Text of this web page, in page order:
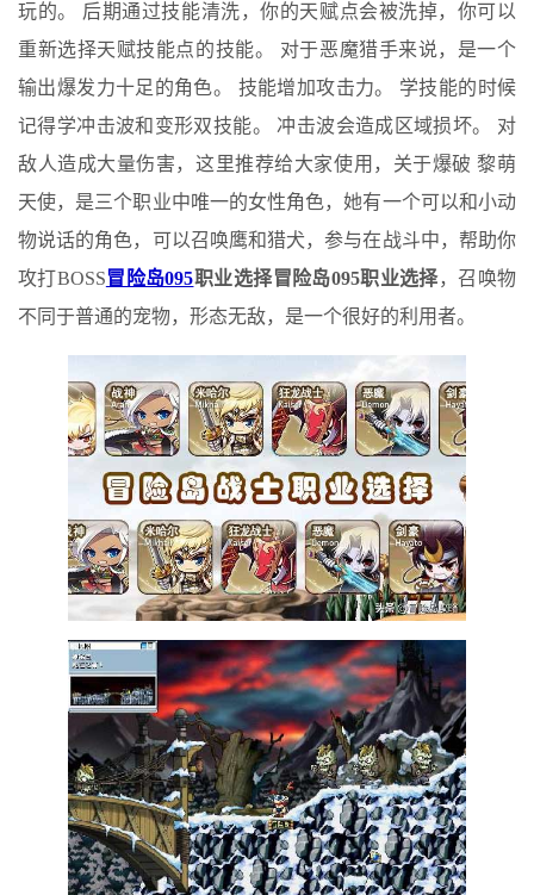
玩的。 后期通过技能清洗，你的天赋点会被洗掉，你可以
重新选择天赋技能点的技能。 对于恶魔猎手来说，是一个
输出爆发力十足的角色。 技能增加攻击力。 学技能的时候
记得学冲击波和变形双技能。 冲击波会造成区域损坏。 对
敌人造成大量伤害，这里推荐给大家使用，关于爆破 黎萌
天使，是三个职业中唯一的女性角色，她有一个可以和小动
物说话的角色，可以召唤鹰和猎犬，参与在战斗中，帮助你
攻打BOSS冒险岛095职业选择冒险岛095职业选择，召唤物
不同于普通的宠物，形态无敌，是一个很好的利用者。